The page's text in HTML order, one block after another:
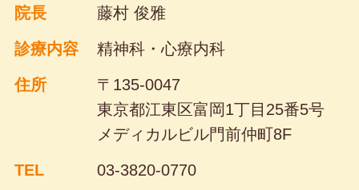
院長 藤村 俊雅
診療内容 精神科・心療内科
住所
〒135-0047
東京都江東区富岡1丁目25番5号
メディカルビル門前仲町8F
TEL 03-3820-0770